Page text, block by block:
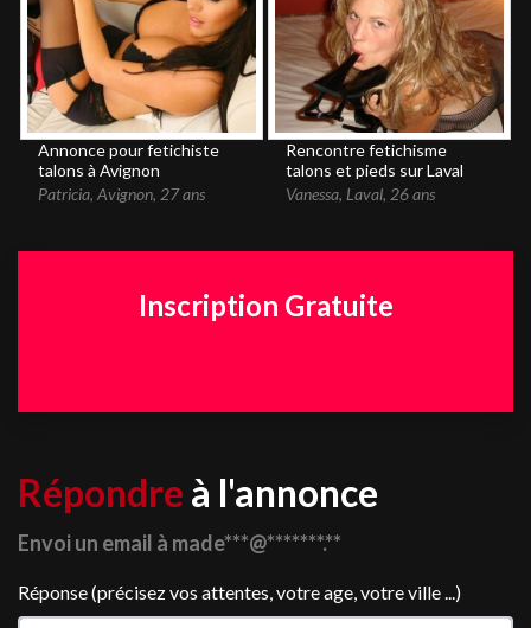
Annonce pour fetichiste
talons à Avignon
Patricia,Avignon, 27 ans
Rencontre fetichisme
talons et pieds sur Laval
Vanessa, Laval, 26 ans
Inscription Gratuite
Répondre à l'annonce
Envoi un email à made***@*******.**
Réponse (précisez vos attentes, votre age, votre ville ...)